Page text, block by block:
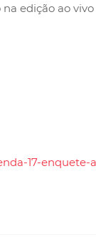
edição ao
17-